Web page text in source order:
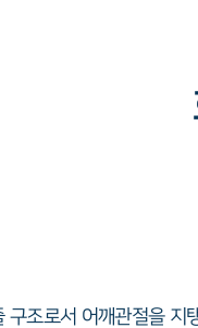
구조로서 어깨관절을